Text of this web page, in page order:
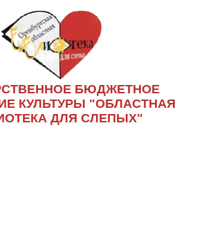
БЮДЖЕТНОЕ
КУЛЬТУРЫ "ОБЛАСТНАЯ
ДЛЯ СЛЕПЫХ"